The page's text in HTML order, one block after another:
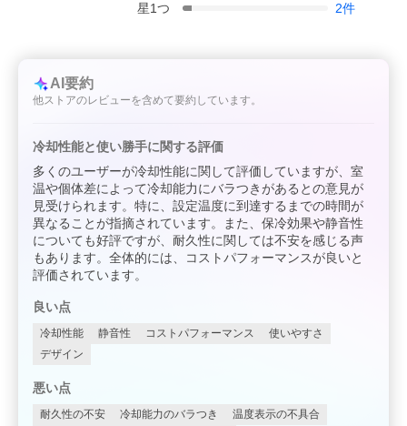
星1つ 2件
AI要約
他ストアのレビューを含めて要約しています。
冷却性能と使い勝手に関する評価
多くのユーザーが冷却性能に関して評価していますが、室
温や個体差によって冷却能力にバラつきがあるとの意見が
見受けられます。特に、設定温度に到達するまでの時間が
異なることが指摘されています。また、保冷効果や静音性
についても好評ですが、耐久性に関しては不安を感じる声
もあります。全体的には、コストパフォーマンスが良いと
評価されています。
良い点
冷却性能 静音性 コストパフォーマンス
使いやすさ
デザイン
悪い点
耐久性の不安 冷却能力のバラつき
温度表示の不具合